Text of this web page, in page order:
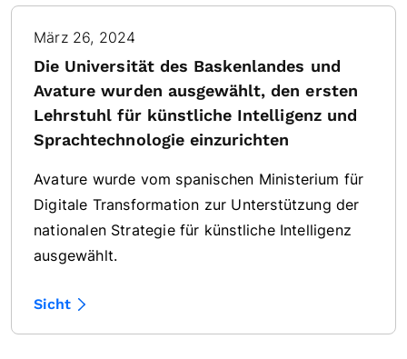
März 26, 2024
Die Universität des Baskenlandes und
Avature wurden ausgewählt, den ersten
Lehrstuhl für künstliche Intelligenz und
Sprachtechnologie einzurichten
Avature wurde vom spanischen Ministerium für
Digitale Transformation zur Unterstützung der
nationalen Strategie für künstliche Intelligenz
ausgewählt.
Sicht